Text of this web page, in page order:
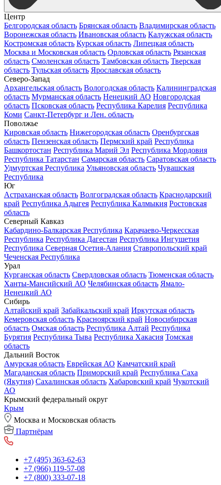
Центр
Белгородская область Брянская область Владимирская область
Воронежская область Ивановская область Калужская область
Костромская область Курская область Липецкая область
Москва и Московская область Орловская область Рязанская
область Смоленская область Тамбовская область Тверская
область Тульская область Ярославская область
Северо-Запад
Архангельская область Вологодская область Калининградская
область Мурманская область Ненецкий АО Новгородская
область Псковская область Республика Карелия Республика
Коми Санкт-Петербург и Лен. область
Поволжье
Кировская область Нижегородская область Оренбургская
область Пензенская область Пермский край Республика
Башкортостан Республика Марий Эл Республика Мордовия
Республика Татарстан Самарская область Саратовская область
Удмуртская Республика Ульяновская область Чувашская
Республика
Юг
Астраханская область Волгоградская область Краснодарский
край Республика Адыгея Республика Калмыкия Ростовская
область
Северный Кавказ
Кабардино-Балкарская Республика Карачаево-Черкесская
Республика Республика Дагестан Республика Ингушетия
Республика Северная Осетия-Алания Ставропольский край
Чеченская Республика
Урал
Курганская область Свердловская область Тюменская область
Ханты-Мансийский АО Челябинская область Ямало-
Ненецкий АО
Сибирь
Алтайский край Забайкальский край Иркутская область
Кемеровская область Красноярский край Новосибирская
область Омская область Республика Алтай Республика
Бурятия Республика Тыва Республика Хакасия Томская
область
Дальний Восток
Амурская область Еврейская АО Камчатский край
Магаданская область Приморский край Республика Саха
(Якутия) Сахалинская область Хабаровский край Чукотский
АО
Крымский федеральный округ
Крым
Москва и Московская область
Партнёрам
+7 (495) 363-62-63
+7 (966) 119-57-08
+7 (800) 333-07-18